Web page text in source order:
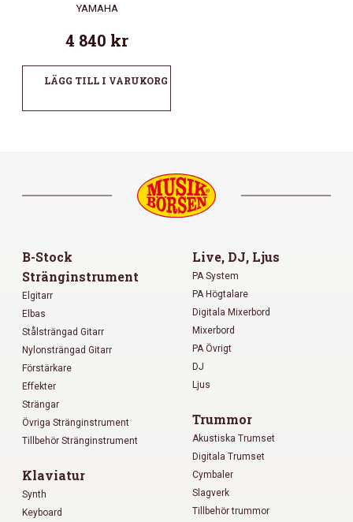
YAMAHA
4 840 kr
LÄGG TILL I VARUKORG
B-Stock
Stränginstrument
Elgitarr
Elbas
Stålsträngad Gitarr
Nylonsträngad Gitarr
Förstärkare
Effekter
Strängar
Övriga Stränginstrument
Tillbehör Stränginstrument
Klaviatur
Synth
Keyboard
Live, DJ, Ljus
PA System
PA Högtalare
Digitala Mixerbord
Mixerbord
PA Övrigt
DJ
Ljus
Trummor
Akustiska Trumset
Digitala Trumset
Cymbaler
Slagverk
Tillbehör trummor